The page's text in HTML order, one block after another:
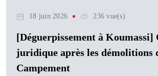
18 juin 2026 236 vue(s)
[Déguerpissement à Koumassi]
juridique après les démolitions
Campement